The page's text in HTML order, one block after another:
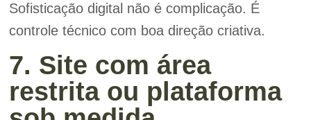
Sofisticação digital não é complicação. É
controle técnico com boa direção criativa.
7. Site com área
restrita ou plataforma